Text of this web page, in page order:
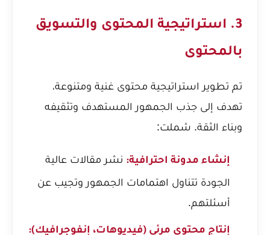
3. استراتيجية المحتوى والتسويق
بالمحتوى
تم تطوير استراتيجية محتوى غنية ومتنوعة،
تهدف إلى جذب الجمهور المستهدف وتثقيفه
وبناء الثقة. شملت:
إنشاء مدونة احترافية: نشر مقالات عالية
الجودة تتناول اهتمامات الجمهور وتجيب عن
أسئلتهم.
إنتاج محتوى مرئي (فيديوهات، إنفوجرافيك):